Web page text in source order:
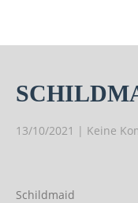
13/10/2021 | Keine
Schildmaid